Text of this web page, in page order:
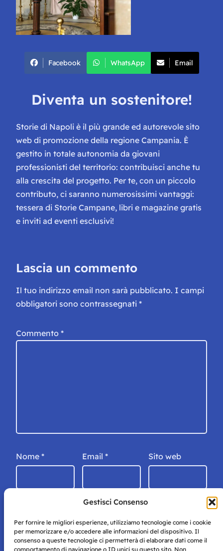
Gestisci Consenso
Per fornire le migliori esperienze, utilizziamo tecnologie come i cookie
per memorizzare e/o accedere alle informazioni del dispositivo. Il
consenso a queste tecnologie ci permetterà di elaborare dati come il
comportamento di navigazione o ID unici su questo sito. Non
Facebook WhatsApp Email
Diventa un sostenitore!
Storie di Napoli è il più grande ed autorevole sito
web di promozione della regione Campania. È
gestito in totale autonomia da giovani
professionisti del territorio: contribuisci anche tu
alla crescita del progetto. Per te, con un piccolo
contributo, ci saranno numerosissimi vantaggi:
tessera di Storie Campane, libri e magazine gratis
e inviti ad eventi esclusivi!
Lascia un commento
Il tuo indirizzo email non sarà pubblicato. I campi
obbligatori sono contrassegnati *
Commento *
Nome * Email * Sito web